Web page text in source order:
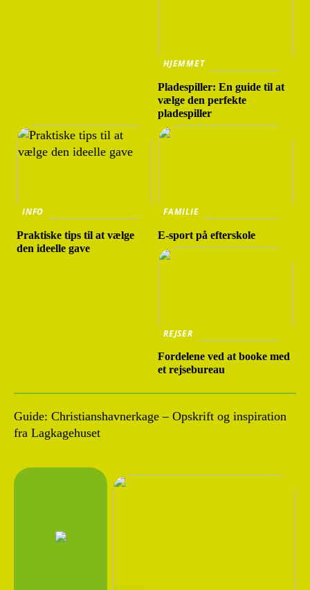
HJEMMET
Pladespiller: En guide til at
vælge den perfekte
pladespiller
INFO
Praktiske tips til at vælge
den ideelle gave
FAMILIE
E-sport på efterskole
REJSER
Fordelene ved at booke med
et rejsebureau
Guide: Christianshavnerkage – Opskrift og inspiration
fra Lagkagehuset